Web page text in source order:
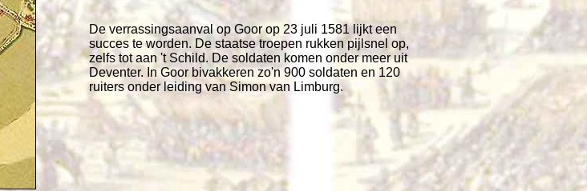
De verrassingsaanval op Goor op 23 juli 1581 lijkt een
succes te worden. De staatse troepen rukken pijlsnel op,
zelfs tot aan 't Schild. De soldaten komen onder meer uit
Deventer. In Goor bivakkeren zo'n 900 soldaten en 120
ruiters onder leiding van Simon van Limburg.